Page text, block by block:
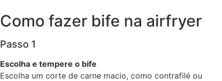
Como fazer bife na airfryer
Passo 1
Escolha e tempere o bife
Escolha um corte de carne macio, como contrafilé ou